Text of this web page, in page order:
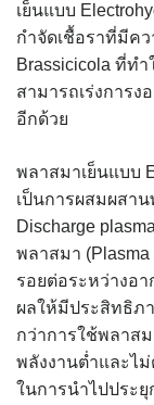
เย็นแบบ
กำจัดเชื้อราที่มีคว
Brassicicola ที่ท
สามารถเร่งการ
อีกด้วย
พลาสมาเย็นแบบ
เป็นการผสมผสา
Discharge
พลาสมา (Plasma
รอยต่อระหว่างอา
ผลให้มีประสิทธิภ
กว่าการใช้พลาส
พลังงานต่ำและไ
ในการนำไปประ